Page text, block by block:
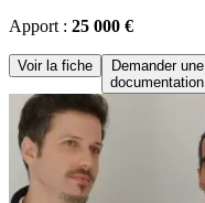
Apport : 25 000 €
Voir la fiche
Demander une
documentation